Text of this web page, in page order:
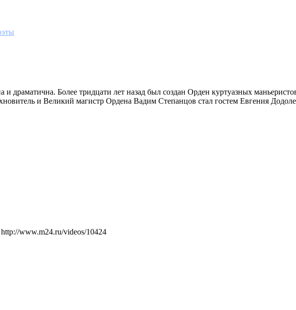
и драматична. Более тридцати лет назад был создан Орден куртуазных
и Великий магистр Ордена Вадим Степанцов стал гостем Евгения
www.m24.ru/videos/10424